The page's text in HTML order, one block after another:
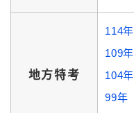
地方特考
114年
109年
104年
99年